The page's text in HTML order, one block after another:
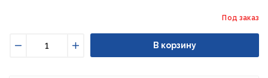
Под заказ
Увеличить
В корзину